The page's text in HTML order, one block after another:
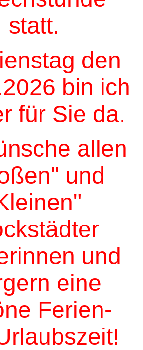
statt.
den
bin ich
für Sie da.
allen
und
und
eine
Ferien-